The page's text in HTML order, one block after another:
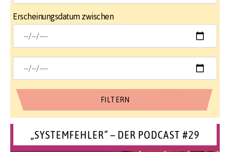
Erscheinungsdatum zwischen
„SYSTEMFEHLER“ – DER PODCAST #29